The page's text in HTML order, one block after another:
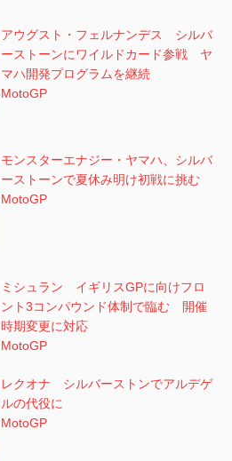
アウグスト・フェルナンデス シルバ
ーストーンにワイルドカード参戦 ヤ
マハ開発プログラムを継続
MotoGP
モンスターエナジー・ヤマハ、シルバ
ーストーンで夏休み明け初戦に挑む
MotoGP
ミシュラン イギリスGPに向けフロ
ント3コンパウンド体制で臨む 開催
時期変更に対応
MotoGP
レクオナ シルバーストンでアルデゲ
ルの代役に
MotoGP